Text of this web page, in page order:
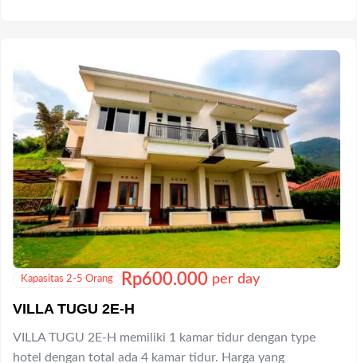
Kapasitas 2-5 Orang Rp600.000 per day
VILLA TUGU 2E-H
VILLA TUGU 2E-H memiliki 1 kamar tidur dengan type
hotel dengan total ada 4 kamar tidur. Harga yang